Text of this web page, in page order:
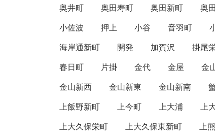
奥井町
奥田寿町 奥田新町 奥
小佐波
押上 小谷 音羽町
海岸通新町
開発 加賀沢 掛尾
春日町
片掛 金代 金屋 金
金山新西
金山新東 金山新南
上飯野新町
上今町 上大浦 上
上大久保栄町
上大久保東新町 上